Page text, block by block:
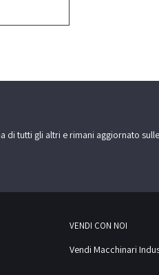
di tutti gli altri e rimani aggiornato
VENDI CON NOI
Vendi Macchinari